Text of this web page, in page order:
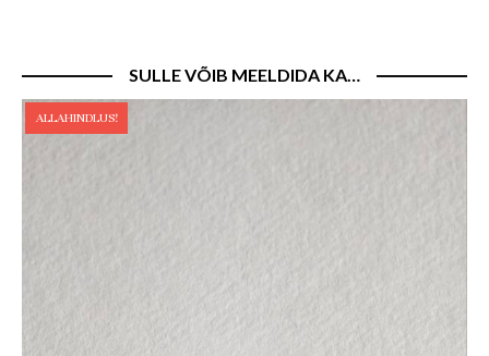
SULLE VÕIB MEELDIDA KA…
ALLAHINDLUS!